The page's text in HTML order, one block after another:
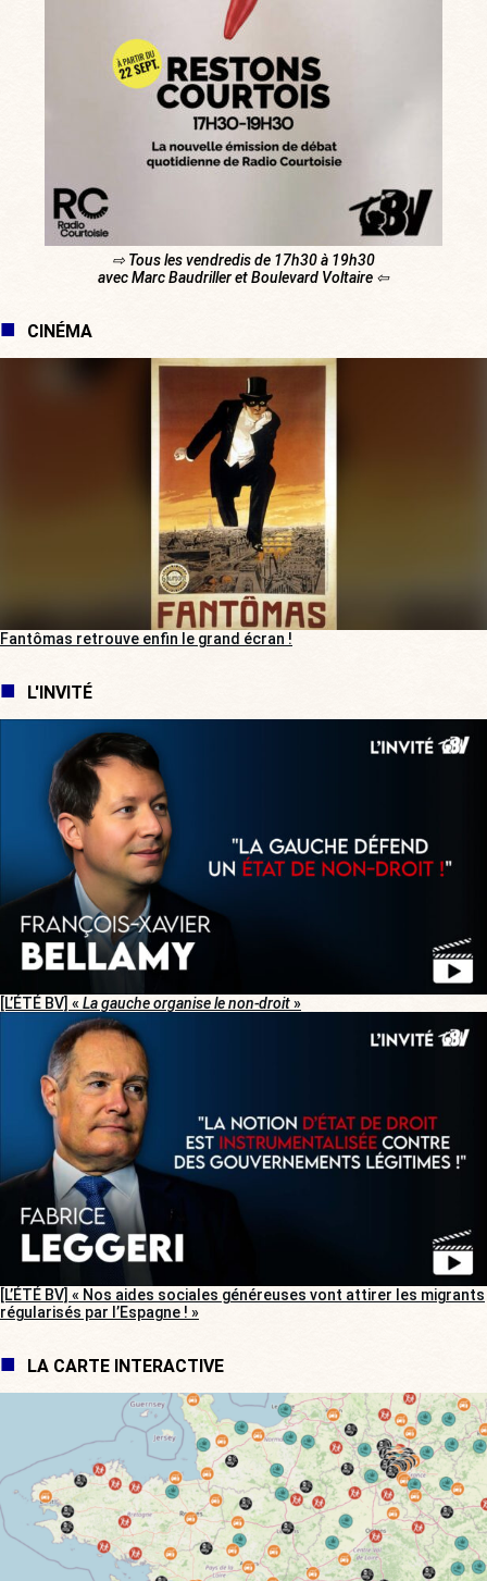
⇨ Tous les vendredis de 17h30 à 19h30
avec Marc Baudriller et Boulevard Voltaire ⇦
CINÉMA
Fantômas retrouve enfin le grand écran !
L'INVITÉ
[L’ÉTÉ BV] « La gauche organise le non-droit»
[L’ÉTÉ BV] « Nos aides sociales généreuses vont attirer les migrants
régularisés par l’Espagne ! »
LA CARTE INTERACTIVE